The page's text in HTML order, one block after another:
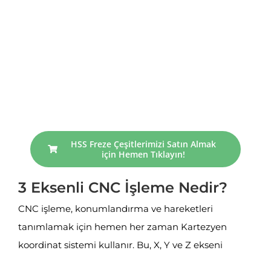
HSS Freze Çeşitlerimizi Satın Almak
için Hemen Tıklayın!
3 Eksenli CNC İşleme Nedir?
CNC işleme, konumlandırma ve hareketleri
tanımlamak için hemen her zaman Kartezyen
koordinat sistemi kullanır. Bu, X, Y ve Z ekseni